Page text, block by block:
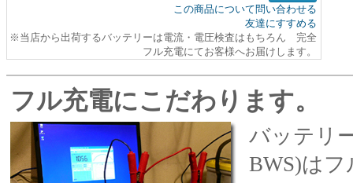
この商品について問い合わせる
友達にすすめる
※当店から出荷するバッテリーは電流・電圧検査はもちろん 完全
フル充電にてお客様へお届けします。
フル充電にこだわります。
バッテリ
BWS)は